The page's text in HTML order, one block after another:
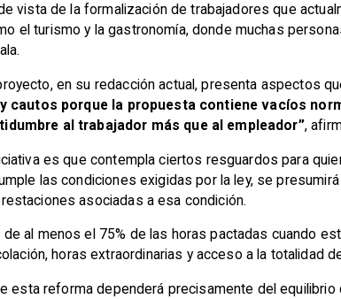
vista de la formalización de trabajadores que
el turismo y la gastronomía, donde muchas
en su redacción actual, presenta aspectos
cautos porque la propuesta contiene vacíos
al trabajador más que al empleador”,
es que contempla ciertos resguardos para
las condiciones exigidas por la ley, se
asociadas a esa condición.
al menos el 75% de las horas pactadas cuando
horas extraordinarias y acceso a la totalidad
esta reforma dependerá precisamente del